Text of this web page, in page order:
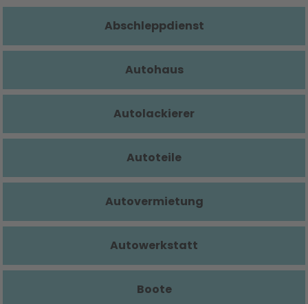
Abschleppdienst
Autohaus
Autolackierer
Autoteile
Autovermietung
Autowerkstatt
Boote